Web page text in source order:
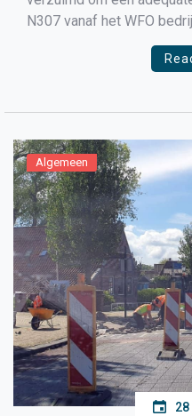
N307 vanaf het WFO
verwacht dat de
zouden worden. De
Algemeen
28